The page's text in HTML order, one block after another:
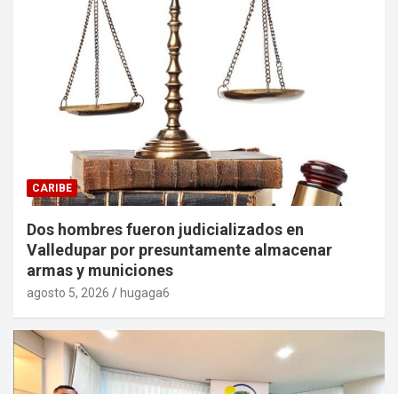
CARIBE
Dos hombres fueron judicializados en
Valledupar por presuntamente almacenar
armas y municiones
agosto 5, 2026 hugaga6